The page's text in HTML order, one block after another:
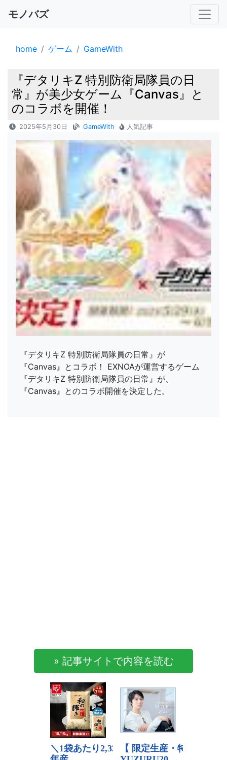
モノバズ
home ゲーム GameWith
『デタリキZ 特別防衛局隊員の日
常』が美少女ゲーム『Canvas』と
のコラボを開催！
2025年5月30日 GameWith 人気記事
『デタリキZ 特別防衛局隊員の日常』が
『Canvas』とコラボ！ EXNOAが運営するゲーム
『デタリキZ 特別防衛局隊員の日常』が、
『Canvas』とのコラボ開催を決定した。
» 記事サイトで内容を読む